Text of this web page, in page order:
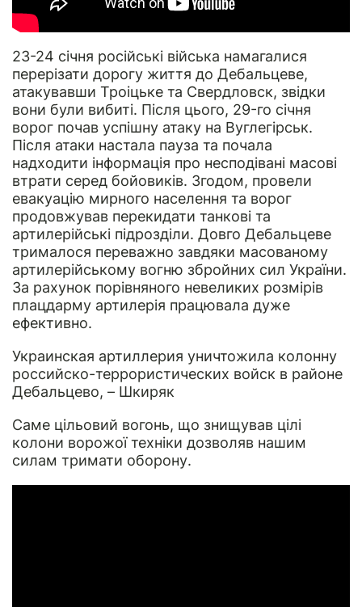
23-24 січня російські війська намагалися
перерізати дорогу життя до Дебальцеве,
атакувавши Троіцьке та Свердловск, звідки
вони були вибиті. Після цього, 29-го січня
ворог почав успішну атаку на Вуглегірськ.
Після атаки настала пауза та почала
надходити інформація про несподівані масові
втрати серед бойовиків. Згодом, провели
евакуацію мирного населення та ворог
продовжував перекидати танкові та
артилерійські підрозділи. Довго Дебальцеве
трималося переважно завдяки масованому
артилерійському вогню збройних сил України.
За рахунок порівняного невеликих розмірів
плацдарму артилерія працювала дуже
ефективно.
Украинская артиллерия уничтожила колонну
российско-террористических войск в районе
Дебальцево, – Шкиряк
Саме цільовий вогонь, що знищував цілі
колони ворожої техніки дозволяв нашим
силам тримати оборону.